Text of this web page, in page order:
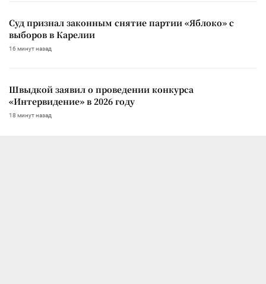
Суд признал законным снятие партии «Яблоко» с
выборов в Карелии
16 минут назад
Швыдкой заявил о проведении конкурса
«Интервидение» в 2026 году
18 минут назад